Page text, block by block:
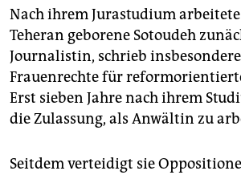
Nach ihrem Jurastudium
Teheran geborene Sotoudeh
Journalistin, schrieb
Frauenrechte für
Erst sieben Jahre nach ihrem
die Zulassung, als Anwältin zu
Seitdem verteidigt sie